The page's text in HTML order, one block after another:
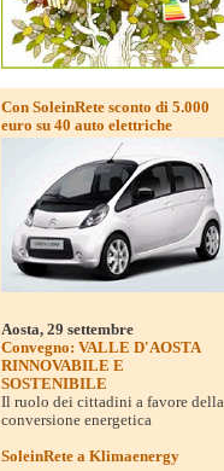
Con SoleinRete sconto di 5.000
euro su 40 auto elettriche
Aosta, 29 settembre
Convegno: VALLE D'AOSTA
RINNOVABILE E
SOSTENIBILE
Il ruolo dei cittadini a favore della
conversione energetica
SoleinRete a Klimaenergy